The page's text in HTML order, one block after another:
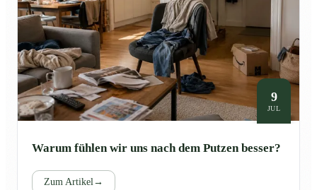
9
JUL
Warum fühlen wir uns nach dem Putzen besser?
Zum Artikel→